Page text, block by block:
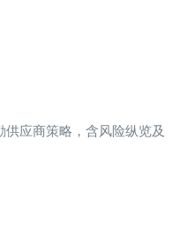
应商策略，含风险纵览及